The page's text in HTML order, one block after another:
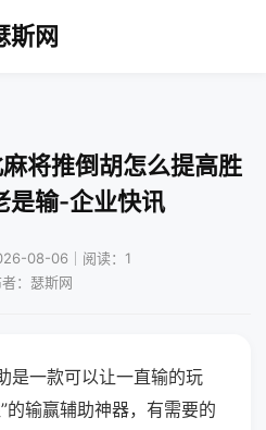
斯网
将推倒胡怎么提高胜
是输-企业快讯
08-06｜阅读：1
：瑟斯网
是一款可以让一直输的玩
的输赢辅助神器，有需要的